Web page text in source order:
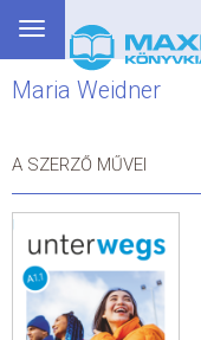
Toggle
navigation
Maria Weidner
A SZERZŐ MŰVEI
BEJELENTKEZÉS
SEGÉDKÖNYV
GRIMM SZÓTÁR
DREAM KÖNYVEK
E-KÖNYVEK